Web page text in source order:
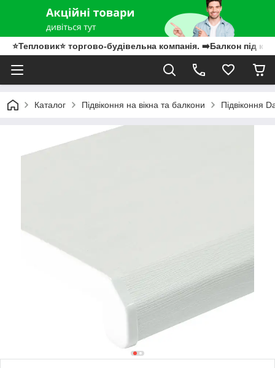
⭐Тепловик⭐ торгово-будівельна компанія. ➡️Балкон під
Каталог Підвіконня на вікна та балкони Підвіконня